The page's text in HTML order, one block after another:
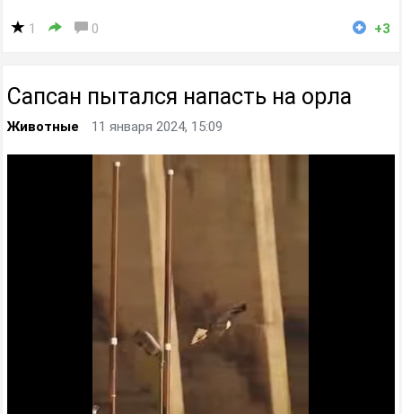
1 0 +3
Сапсан пытался напасть на орла
Животные 11 января 2024, 15:09